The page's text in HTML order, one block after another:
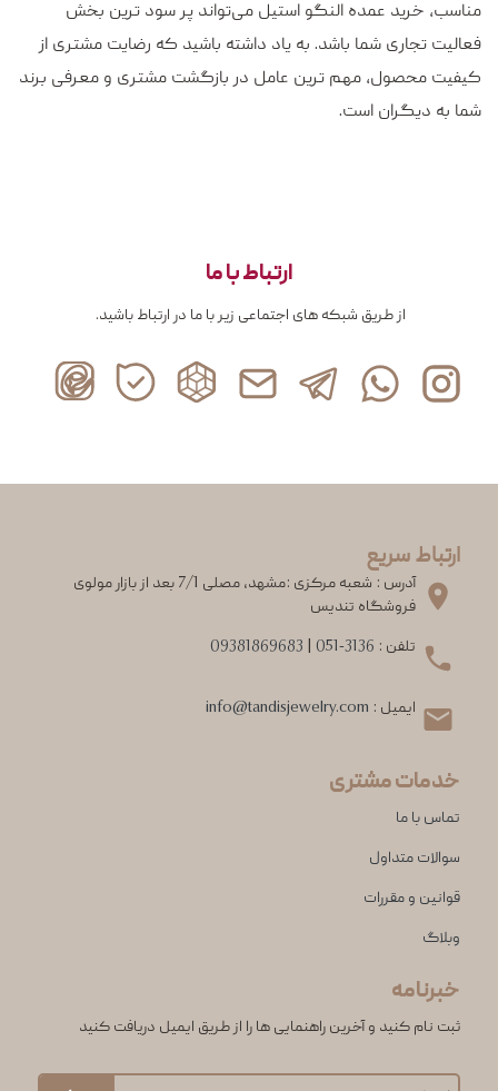
مناسب، خرید عمده النگو استیل می‌تواند پر سود ترین بخش
فعالیت تجاری شما باشد. به یاد داشته باشید که رضایت مشتری از
کیفیت محصول، مهم‌ ترین عامل در بازگشت مشتری و معرفی برند
شما به دیگران است.
ارتباط با ما
از طریق شبکه های اجتماعی زیر با ما در ارتباط باشید.
ارتباط سریع
آدرس : شعبه مرکزی :مشهد، مصلی 7/1 بعد از بازار مولوی
فروشگاه تندیس
تلفن : 051-3136
09381869683
ایمیل : info@tandisjewelry.com
خدمات مشتری
تماس با ما
سوالات متداول
قوانین و مقررات
وبلاگ
خبرنامه
ثبت نام کنید و آخرین راهنمایی ها را از طریق ایمیل دریافت کنید